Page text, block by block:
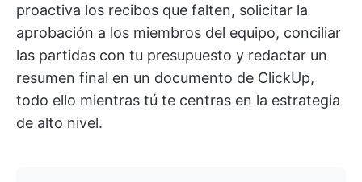
proactiva los recibos que falten, solicitar la
aprobación a los miembros del equipo, conciliar
las partidas con tu presupuesto y redactar un
resumen final en un documento de ClickUp,
todo ello mientras tú te centras en la estrategia
de alto nivel.